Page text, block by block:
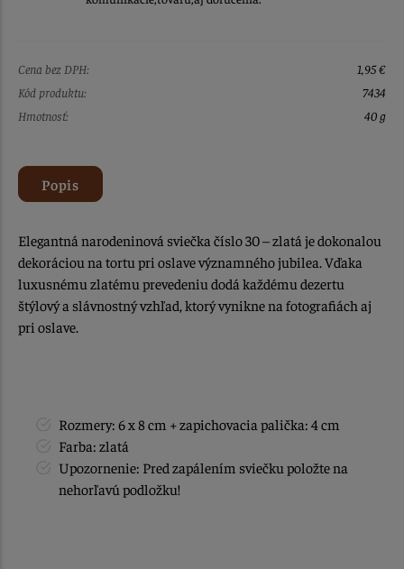
Cena bez DPH:
1,95 €
Kód produktu:
7434
Hmotnosť:
40 g
Popis
Elegantná narodeninová sviečka číslo 30 – zlatá je dokonalou
dekoráciou na tortu pri oslave významného jubilea. Vďaka
luxusnému zlatému prevedeniu dodá každému dezertu
štýlový a slávnostný vzhľad, ktorý vynikne na fotografiách aj
pri oslave.
Rozmery: 6 x 8 cm + zapichovacia palička: 4 cm
Farba: zlatá
Upozornenie: Pred zapálením sviečku položte na
nehorľavú podložku!